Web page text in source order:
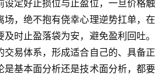
设定好止损位与止盈位，一旦价格触
场，绝不抱有侥幸心理逆势扛单，在
时止盈落袋为安，避免盈利回吐。
交易体系，形成适合自己的、具备正
是基本面分析还是技术面分析，都要